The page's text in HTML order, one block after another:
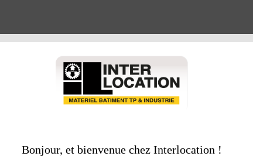
Bonjour, et bienvenue chez Interlocation !